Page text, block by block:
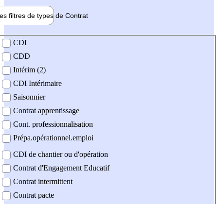
filtres de types de Contrat
contrat
CDI
CDD
Intérim (2)
CDI Intérimaire
Saisonnier
Contrat apprentissage
Cont. professionnalisation
Prépa.opérationnel.emploi
CDI de chantier ou d'opération
Contrat d'Engagement Educatif
Contrat intermittent
Contrat pacte